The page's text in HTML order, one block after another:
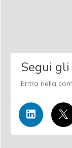
Segui
Entra nella